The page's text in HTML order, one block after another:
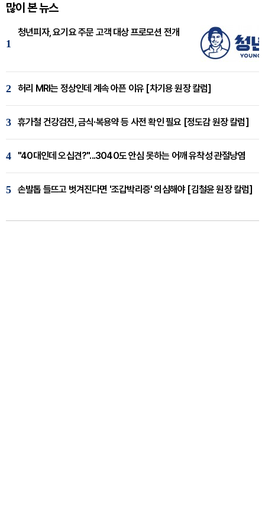
많이 본 뉴스
1
청년피자, 요기요 주문 고객 대상 프로모션 전개
2 허리 MRI는 정상인데 계속 아픈 이유 [차기용 원장 칼럼]
3 휴가철 건강검진, 금식·복용약 등 사전 확인 필요 [정도감 원장 칼럼]
4 "40대인데 오십견?"...3040도 안심 못하는 어깨 유착성 관절낭염
5 손발톱 들뜨고 벗겨진다면 '조갑박리증' 의심해야 [김철윤 원장 칼럼]